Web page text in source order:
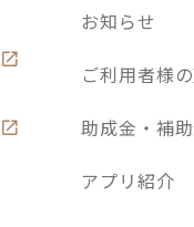
お知らせ
ご利用者様
助成金・補
アプリ紹介